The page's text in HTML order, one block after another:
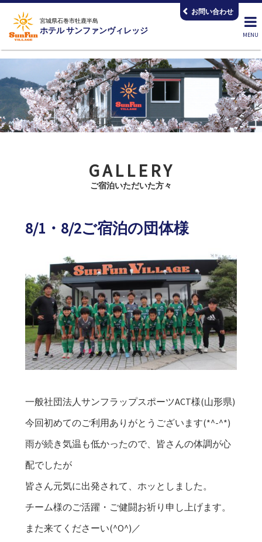
コ
ツ
ス
ッ
プ
宮城県石巻市牡鹿半島
ホテル サンファンヴィレッジ
お問い合わせ
GALLERY
ご宿泊いただいた方々
2026.08.03
8/1・8/2ご宿泊の団体様
一般社団法人サンフラップスポーツACT様(山形県)
今回初めてのご利用ありがとうございます(*^-^*)
雨が続き気温も低かったので、皆さんの体調が心
配でしたが
皆さん元気に出発されて、ホッとしました。
チーム様のご活躍・ご健闘お祈り申し上げます。
また来てくださーい(^O^)／